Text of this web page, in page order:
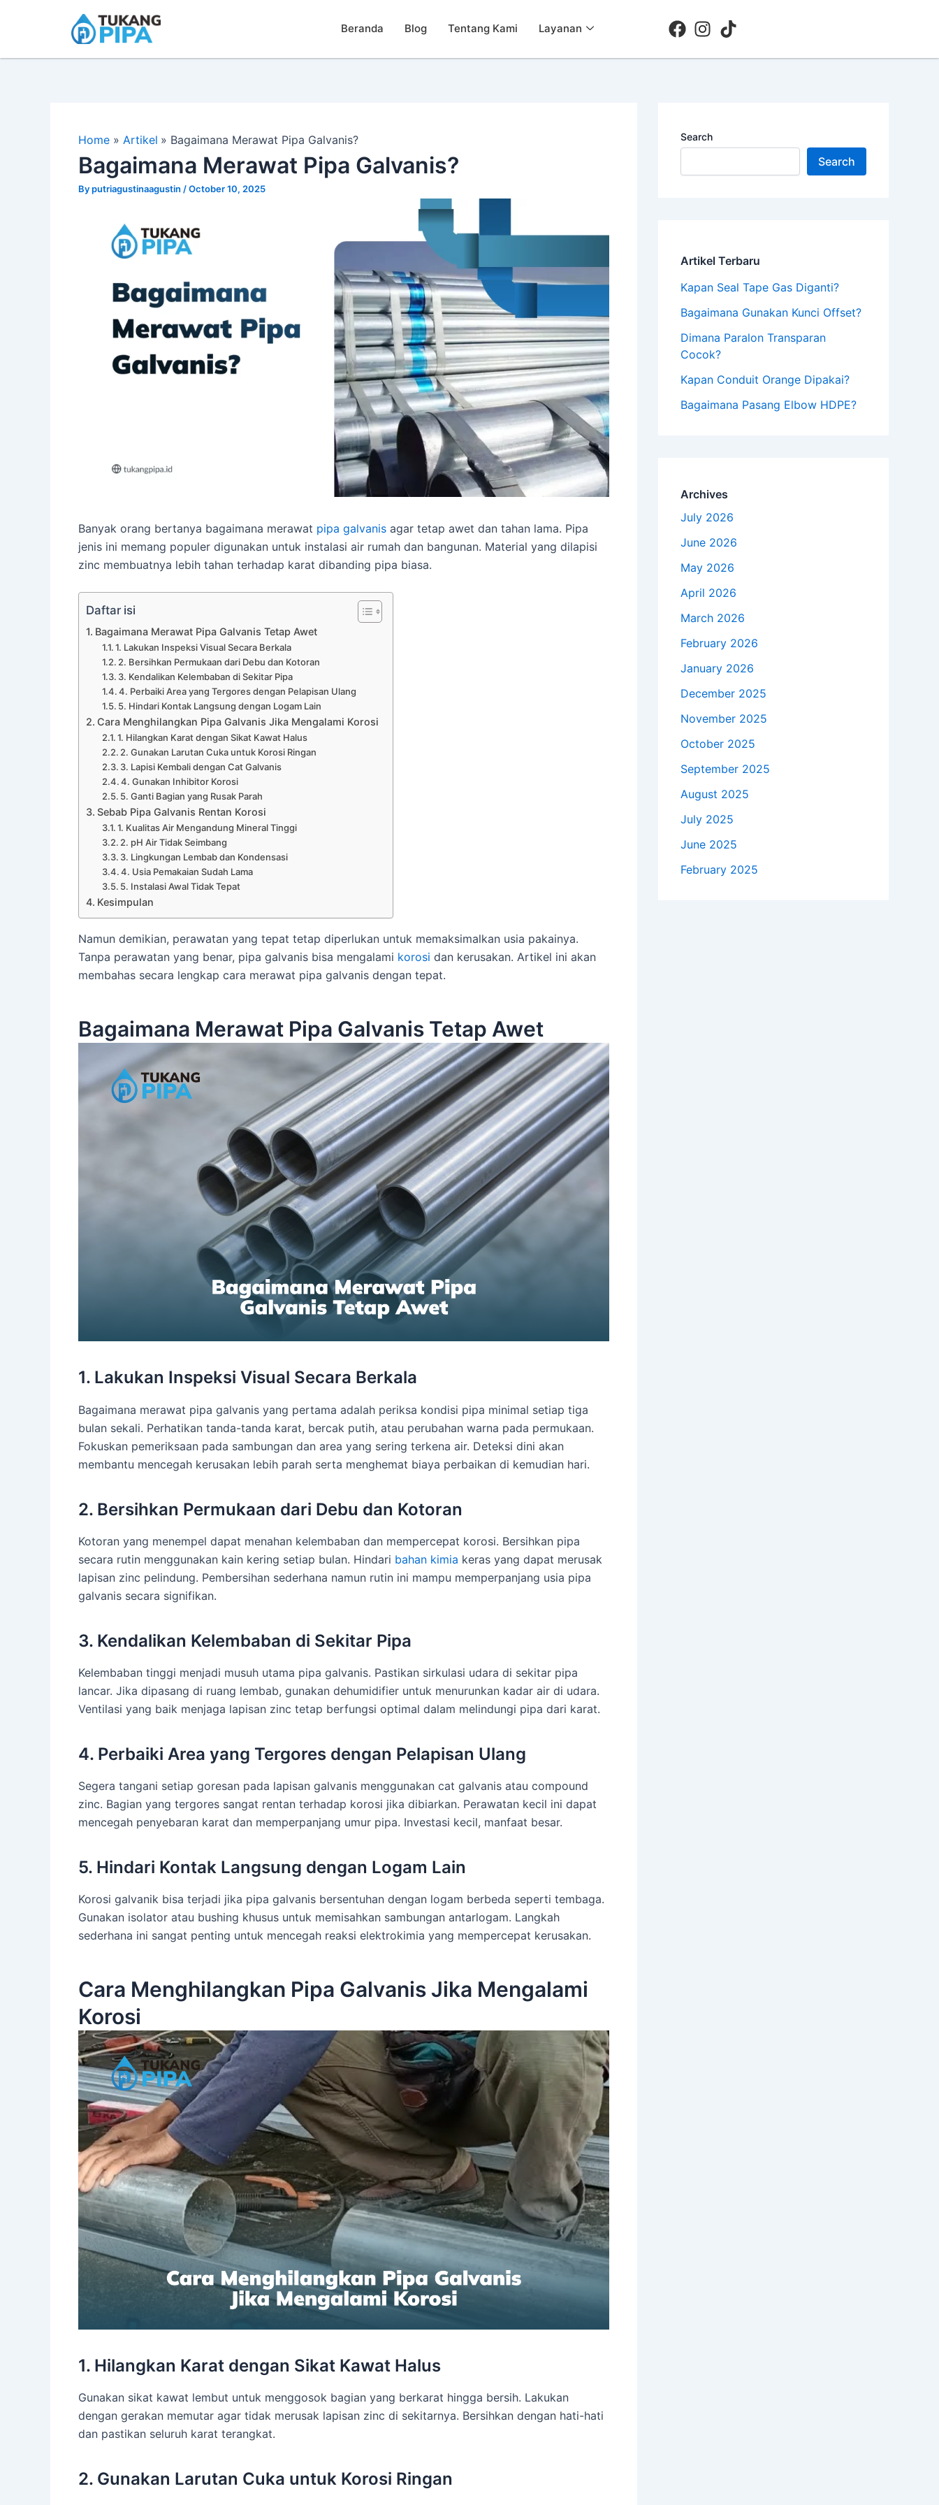
Beranda Blog Tentang Kami Layanan
Home Artikel Bagaimana Merawat Pipa Galvanis?
Bagaimana Merawat Pipa Galvanis?
Byputriagustinaagustin /October 10, 2025
Banyak orang bertanya bagaimana merawat pipa galvanis agar tetap awet dan tahan lama. Pipa
jenis ini memang populer digunakan untuk instalasi air rumah dan bangunan. Material yang dilapisi
zinc membuatnya lebih tahan terhadap karat dibanding pipa biasa.
Daftar isi
Bagaimana Merawat Pipa Galvanis Tetap Awet
1. Lakukan Inspeksi Visual Secara Berkala
2. Bersihkan Permukaan dari Debu dan Kotoran
3. Kendalikan Kelembaban di Sekitar Pipa
4. Perbaiki Area yang Tergores dengan Pelapisan Ulang
5. Hindari Kontak Langsung dengan Logam Lain
Cara Menghilangkan Pipa Galvanis Jika Mengalami Korosi
1. Hilangkan Karat dengan Sikat Kawat Halus
2. Gunakan Larutan Cuka untuk Korosi Ringan
3. Lapisi Kembali dengan Cat Galvanis
4. Gunakan Inhibitor Korosi
5. Ganti Bagian yang Rusak Parah
Sebab Pipa Galvanis Rentan Korosi
1. Kualitas Air Mengandung Mineral Tinggi
2. pH Air Tidak Seimbang
3. Lingkungan Lembab dan Kondensasi
4. Usia Pemakaian Sudah Lama
5. Instalasi Awal Tidak Tepat
Kesimpulan
Namun demikian, perawatan yang tepat tetap diperlukan untuk memaksimalkan usia pakainya.
Tanpa perawatan yang benar, pipa galvanis bisa mengalami korosi dan kerusakan. Artikel ini akan
membahas secara lengkap cara merawat pipa galvanis dengan tepat.
Bagaimana Merawat Pipa Galvanis Tetap Awet
1. Lakukan Inspeksi Visual Secara Berkala
Bagaimana merawat pipa galvanis yang pertama adalah periksa kondisi pipa minimal setiap tiga
bulan sekali. Perhatikan tanda-tanda karat, bercak putih, atau perubahan warna pada permukaan.
Fokuskan pemeriksaan pada sambungan dan area yang sering terkena air. Deteksi dini akan
membantu mencegah kerusakan lebih parah serta menghemat biaya perbaikan di kemudian hari.
2. Bersihkan Permukaan dari Debu dan Kotoran
Kotoran yang menempel dapat menahan kelembaban dan mempercepat korosi. Bersihkan pipa
secara rutin menggunakan kain kering setiap bulan. Hindari bahan kimia keras yang dapat merusak
lapisan zinc pelindung. Pembersihan sederhana namun rutin ini mampu memperpanjang usia pipa
galvanis secara signifikan.
3. Kendalikan Kelembaban di Sekitar Pipa
Kelembaban tinggi menjadi musuh utama pipa galvanis. Pastikan sirkulasi udara di sekitar pipa
lancar. Jika dipasang di ruang lembab, gunakan dehumidifier untuk menurunkan kadar air di udara.
Ventilasi yang baik menjaga lapisan zinc tetap berfungsi optimal dalam melindungi pipa dari karat.
4. Perbaiki Area yang Tergores dengan Pelapisan Ulang
Segera tangani setiap goresan pada lapisan galvanis menggunakan cat galvanis atau compound
zinc. Bagian yang tergores sangat rentan terhadap korosi jika dibiarkan. Perawatan kecil ini dapat
mencegah penyebaran karat dan memperpanjang umur pipa. Investasi kecil, manfaat besar.
5. Hindari Kontak Langsung dengan Logam Lain
Korosi galvanik bisa terjadi jika pipa galvanis bersentuhan dengan logam berbeda seperti tembaga.
Gunakan isolator atau bushing khusus untuk memisahkan sambungan antarlogam. Langkah
sederhana ini sangat penting untuk mencegah reaksi elektrokimia yang mempercepat kerusakan.
Cara Menghilangkan Pipa Galvanis Jika Mengalami
Korosi
1. Hilangkan Karat dengan Sikat Kawat Halus
Gunakan sikat kawat lembut untuk menggosok bagian yang berkarat hingga bersih. Lakukan
dengan gerakan memutar agar tidak merusak lapisan zinc di sekitarnya. Bersihkan dengan hati-hati
dan pastikan seluruh karat terangkat.
2. Gunakan Larutan Cuka untuk Korosi Ringan
Search
Search
Artikel Terbaru
Kapan Seal Tape Gas Diganti?
Bagaimana Gunakan Kunci Offset?
Dimana Paralon Transparan
Cocok?
Kapan Conduit Orange Dipakai?
Bagaimana Pasang Elbow HDPE?
Archives
July 2026
June 2026
May 2026
April 2026
March 2026
February 2026
January 2026
December 2025
November 2025
October 2025
September 2025
August 2025
July 2025
June 2025
February 2025